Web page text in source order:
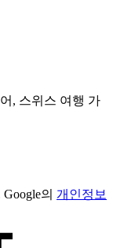
, 스위스 여행 가
의 개인정보